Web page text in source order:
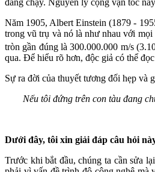
Năm 1905, Albert Einstein (1879 -
trong vũ trụ và nó là như nhau với mọi
tròn gần đúng là 300.000.000 m/s
qua. Để hiểu rõ hơn, độc giả có thể
Sự ra đời của thuyết tương đối hẹp và
Nếu tôi đứng trên con tàu đang
Dưới đây, tôi xin giải đáp câu hỏi
Trước khi bắt đầu, chúng ta cần sửa